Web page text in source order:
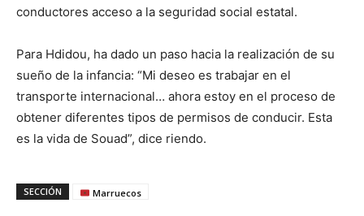
conductores acceso a la seguridad social estatal.
Para Hdidou, ha dado un paso hacia la realización de su
sueño de la infancia: “Mi deseo es trabajar en el
transporte internacional… ahora estoy en el proceso de
obtener diferentes tipos de permisos de conducir. Esta
es la vida de Souad”, dice riendo.
SECCIÓN Marruecos